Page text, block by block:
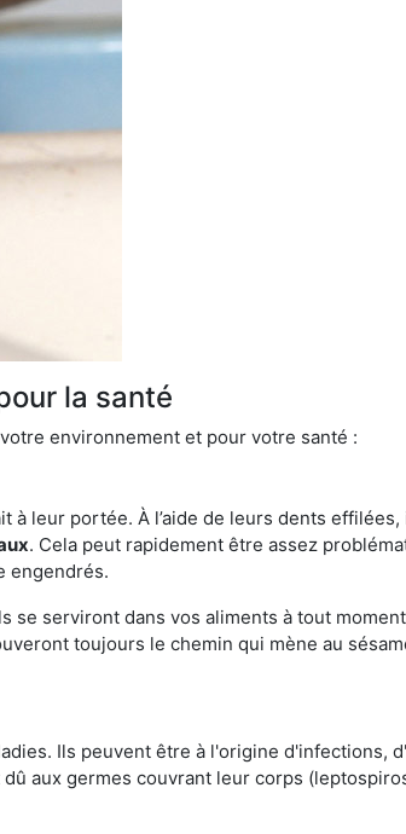
la santé
environnement et pour votre santé :
à leur portée. À l’aide de leurs dents
. Cela peut rapidement être assez
engendrés.
se serviront dans vos aliments à tout
toujours le chemin qui mène au
Ils peuvent être à l'origine d'infections,
aux germes couvrant leur corps